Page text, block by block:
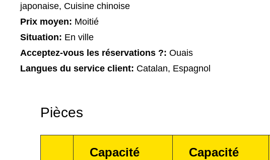
japonaise, Cuisine chinoise
Prix moyen: Moitié
Situation: En ville
Acceptez-vous les réservations ?: Ouais
Langues du service client: Catalan, Espagnol
Pièces
Capacité
Capacité